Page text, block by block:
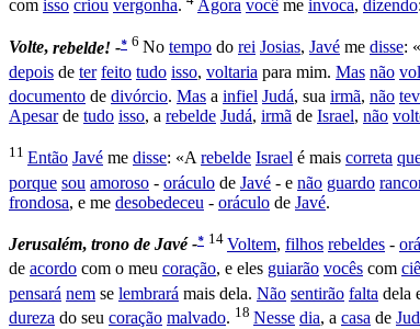
com isso criou vergonha. Agora você me invoca, dizendo
Volte, rebelde! -* 6 No tempo do rei Josias, Javé me disse: «
depois de ter feito tudo isso, voltaria para mim. Mas não
documento de divórcio. Mas a infiel Judá, sua irmã, não
Apesarde tudo isso, a rebelde Judá, irmã de Israel, não
11 Então Javé me disse: «Arebelde Israel é mais correta
porque sou amoroso - oráculo de Javé - e não guardo
frondosa, e me desobedeceu - oráculo de Javé.
Jerusalém, trono de Javé -* 14 Voltem, filhos rebeldes -
de acordo com o meu coração, e eles guiarão vocês com
pensará nem se lembrará mais dela. Não sentirão falta dela
dureza do seu coração malvado. 18 Nesse dia, a casa de